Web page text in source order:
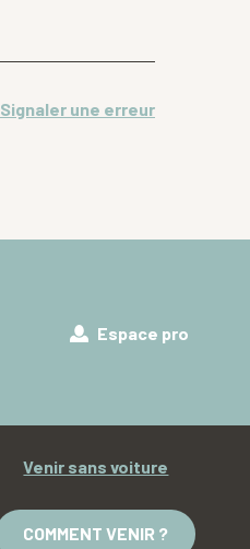
Signaler une erreur
Espace pro
Venir sans voiture
COMMENT VENIR ?